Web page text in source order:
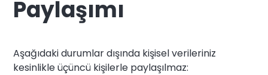
Paylaşımı
Aşağıdaki durumlar dışında kişisel verileriniz
kesinlikle üçüncü kişilerle paylaşılmaz: